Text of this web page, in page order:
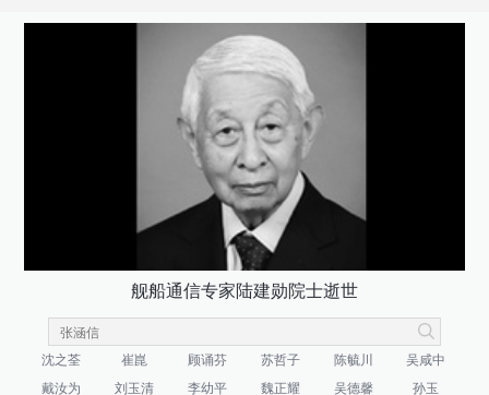
舰船通信专家陆建勋院士逝世
沈之荃 崔崑 顾诵芬 苏哲子 陈毓川
吴咸中
戴汝为
刘玉清 李幼平 魏正耀 吴德馨 孙玉